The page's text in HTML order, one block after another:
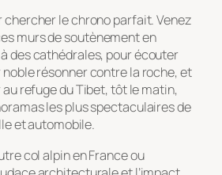
chercher le chrono parfait. Venez
murs de soutènement en
des cathédrales, pour écouter
noble résonner contre la roche, et
refuge du Tibet, tôt le matin,
les plus spectaculaires de
et automobile.
col alpin en France ou